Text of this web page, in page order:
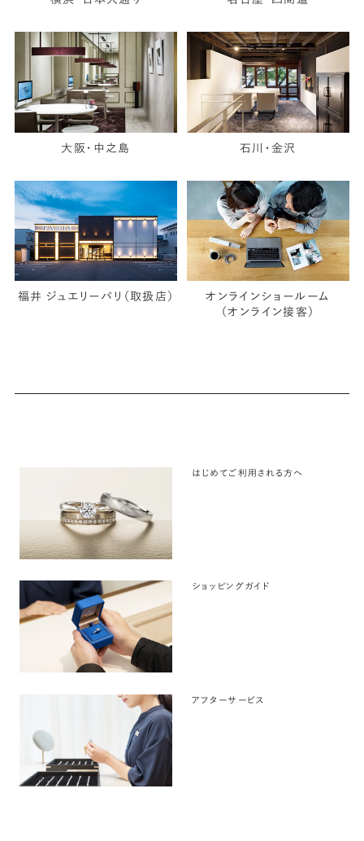
大阪・中之島 石川・金沢
福井 ジュエリーパリ（取扱店）
オンラインショールーム
（オンライン接客）
はじめてご利用される方へ
ショッピングガイド
アフターサービス